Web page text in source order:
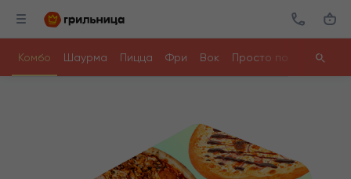
Комбо Шаурма Пицца Фри Вок Просто поесть